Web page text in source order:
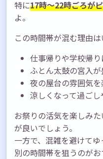
特に17時～22時ごろが
よ。
この時間帯が混む理由
仕事帰りや学校帰
ふとん太鼓の宮入
夜の屋台の雰囲気
涼しくなって過ご
お祭りの活気を楽しみ
が良いでしょう。
一方で、混雑を避けてゆ
別の時間帯を狙うのがお